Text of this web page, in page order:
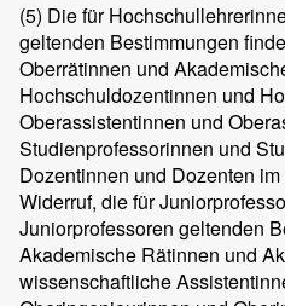
(5) Die für
geltenden Bestimmungen
Oberrätinnen und
Hochschuldozentinnen und
Oberassistentinnen und
Studienprofessorinnen und
Dozentinnen und Dozenten
Widerruf, die für
Juniorprofessoren geltenden
Akademische Rätinnen und
wissenschaftliche